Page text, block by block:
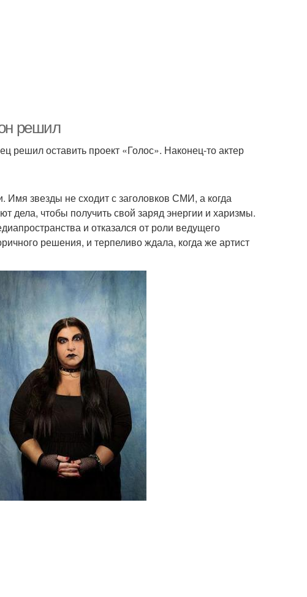
решил
решил оставить проект «Голос». Наконец-то актер
звезды не сходит с заголовков СМИ, а когда
дела, чтобы получить свой заряд энергии и харизмы.
и отказался от роли ведущего
решения, и терпеливо ждала, когда же артист